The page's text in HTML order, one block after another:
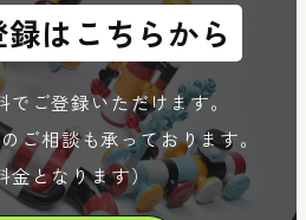
はこちらから
でご登録いただけます。
ご相談も承っております。
金となります）